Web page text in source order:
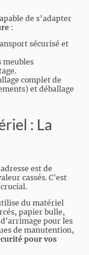
de s’adapter
:
sécurisé et
meubles
complet de
et déballage
: La
est de
cassés. C'est
du matériel
papier bulle,
pour les
de manutention,
pour vos